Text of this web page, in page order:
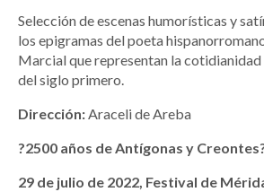
Selección de escenas humorísticas y
los epigramas del poeta
Marcial que representan la cotidianidad
del siglo primero.
Dirección:Araceli de Areba
?2500 años de Antígonas y
29 de julio de 2022, Festival de